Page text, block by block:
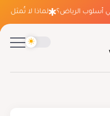
أسلوب الرياض؟ لماذا لا تُمثل